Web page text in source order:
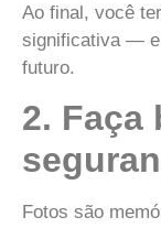
Ao final, você
significativa — e
futuro.
2. Faça
Fotos são